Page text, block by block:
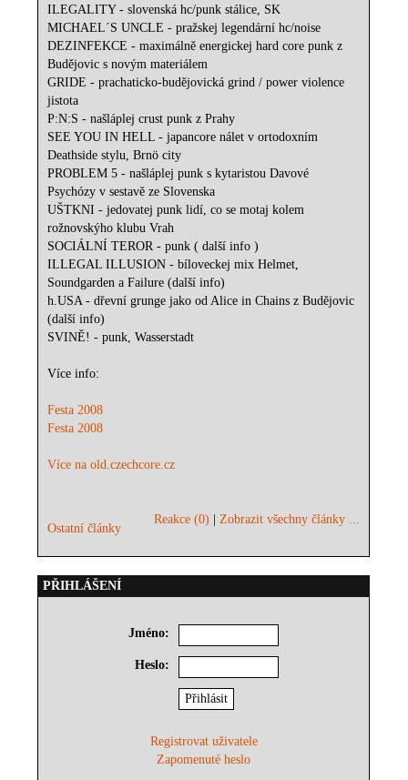
ILEGALITY - slovenská hc/punk stálice, SK
MICHAEL´S UNCLE - pražskej legendární hc/noise
DEZINFEKCE - maximálně energickej hard core punk z
Budějovic s novým materiálem
GRIDE - prachaticko-budějovická grind / power violence
jistota
P:N:S - našláplej crust punk z Prahy
SEE YOU IN HELL - japancore nálet v ortodoxním
Deathside stylu, Brnö city
PROBLEM 5 - našláplej punk s kytaristou Davové
Psychózy v sestavě ze Slovenska
UŠTKNI - jedovatej punk lidí, co se motaj kolem
rožnovskýho klubu Vrah
SOCIÁLNÍ TEROR - punk ( další info )
ILLEGAL ILLUSION - bíloveckej mix Helmet,
Soundgarden a Failure (další info)
h.USA - dřevní grunge jako od Alice in Chains z Budějovic
(další info)
SVINĚ! - punk, Wasserstadt
Více info:
Festa 2008
Festa 2008
Více na old.czechcore.cz
Ostatní články
Reakce (0) |Zobrazit všechny články ...
PŘIHLÁŠENÍ
Jméno:
Heslo:
Registrovat uživatele
Zapomenuté heslo